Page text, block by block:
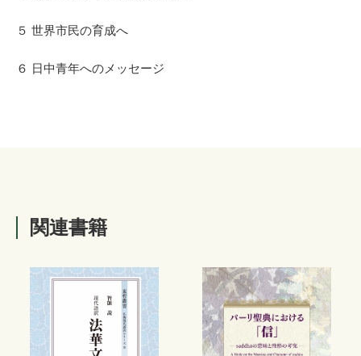
５ 世界市民の育成へ
６ 日中青年へのメッセージ
関連書籍